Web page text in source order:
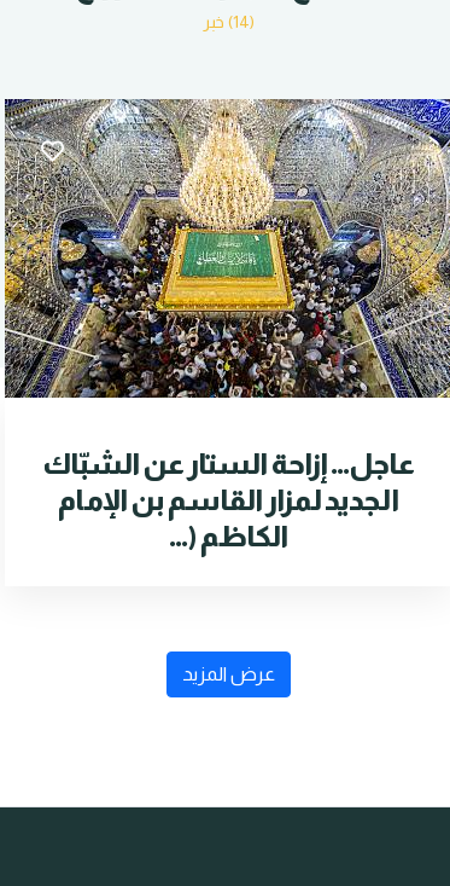
(14) خبر
عاجل... إزاحة الستار عن الشبّاك
الجديد لمزار القاسم بن الإمام
الكاظم (...
عرض المزيد